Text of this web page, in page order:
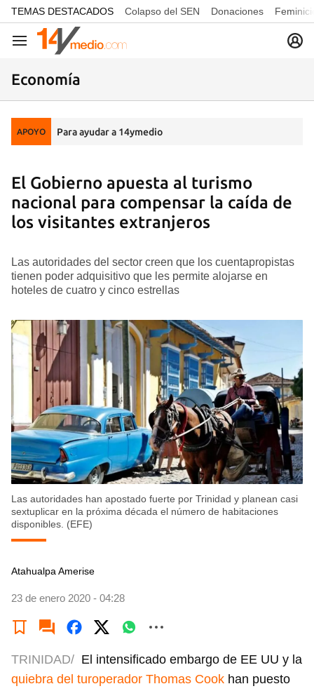
common.go-to-content
TEMAS DESTACADOS Colapso del SEN Donaciones
Navegación
Economía
APOYO Para ayudar a 14ymedio
El Gobierno apuesta al turismo
nacional para compensar la caída de
los visitantes extranjeros
Las autoridades del sector creen que los cuentapropistas
tienen poder adquisitivo que les permite alojarse en
hoteles de cuatro y cinco estrellas
Las autoridades han apostado fuerte por Trinidad y planean casi
sextuplicar en la próxima década el número de habitaciones
disponibles. (EFE)
Atahualpa Amerise
23 de enero 2020 - 04:28
TRINIDAD/ El intensificado embargo de EE UU y la
quiebra del turoperador Thomas Cook han puesto